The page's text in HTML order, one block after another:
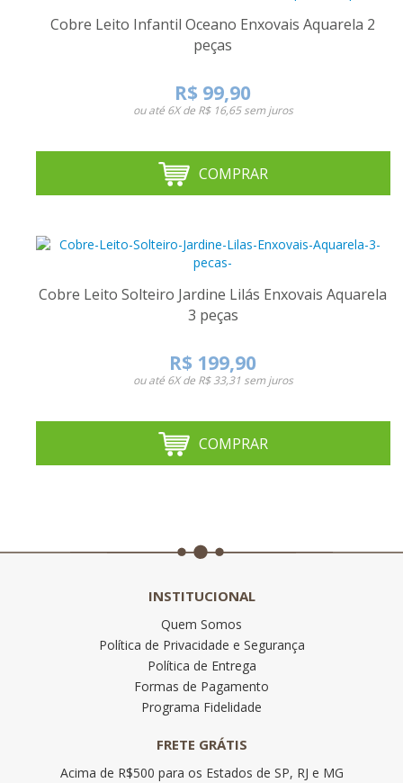
Cobre Leito Infantil Oceano Enxovais Aquarela 2
peças
R$ 99,90
ou até6X de R$ 16,65sem juros
COMPRAR
Cobre Leito Solteiro Jardine Lilás Enxovais Aquarela
3 peças
R$ 199,90
ou até6X de R$ 33,31 sem juros
COMPRAR
INSTITUCIONAL
Quem Somos
Política de Privacidade e Segurança
Política de Entrega
Formas de Pagamento
Programa Fidelidade
FRETE GRÁTIS
Acima de R$500 para os Estados de SP, RJ e MG